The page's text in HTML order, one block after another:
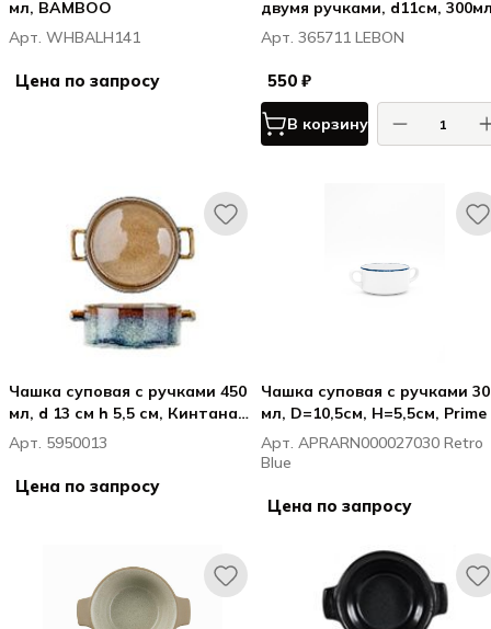
мл, BAMBOO
Арт. WHBALH141
Цена по запросу
двумя ручками, d11см,
белый, ЛИБОН / LEBON
Арт. 365711 LEBON
550 ₽
В корзину
Чашка суповая с ручками 450
мл, d 13 см h 5,5 см, Кинтана
Амбер / Quintana Amber
Арт. 5950013
Цена по запросу
Чашка суповая с ручками
мл, D=10,5см, H=5,5см, Prime
Арт. APRARN000027030 Retro
Blue
Цена по запросу